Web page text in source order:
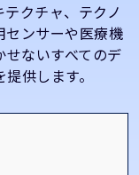
クチャ、テクノ
センサーや医療機
ないすべてのデ
供します。